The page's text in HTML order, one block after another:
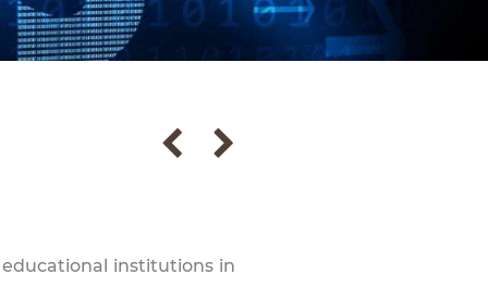
institutions in